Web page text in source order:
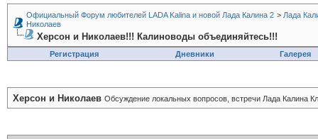
Официальный Форум любителей LADA Kalina и новой Лада Калина 2 > Лада
Николаев
Херсон и Николаев!!! Калиноводы объединяйтесь!!!
Регистрация Дневники Галерея
Херсон и Николаев Обсуждение локальных вопросов, встречи Лада Калина